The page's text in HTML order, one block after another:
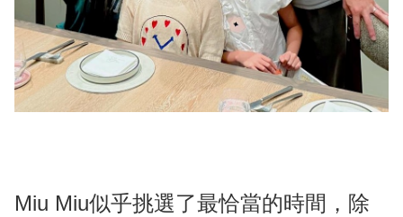
Miu Miu似乎挑選了最恰當的時間，除